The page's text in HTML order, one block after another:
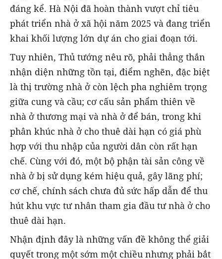
đáng kể. Hà Nội đã hoàn thành vượt chỉ tiêu
phát triển nhà ở xã hội năm 2025 và đang triển
khai khối lượng lớn dự án cho giai đoạn tới.
Tuy nhiên, Thủ tướng nêu rõ, phải thẳng thắn
nhận diện những tồn tại, điểm nghẽn, đặc biệt
là thị trường nhà ở còn lệch pha nghiêm trọng
giữa cung và cầu; cơ cấu sản phẩm thiên về
nhà ở thương mại và nhà ở để bán, trong khi
phân khúc nhà ở cho thuê dài hạn có giá phù
hợp với thu nhập của người dân còn rất hạn
chế. Cùng với đó, một bộ phận tài sản công về
nhà ở bị sử dụng kém hiệu quả, gây lãng phí;
cơ chế, chính sách chưa đủ sức hấp dẫn để thu
hút khu vực tư nhân tham gia đầu tư nhà ở cho
thuê dài hạn.
Nhận định đây là những vấn đề không thể giải
quyết trong một sớm một chiều nhưng phải bắt